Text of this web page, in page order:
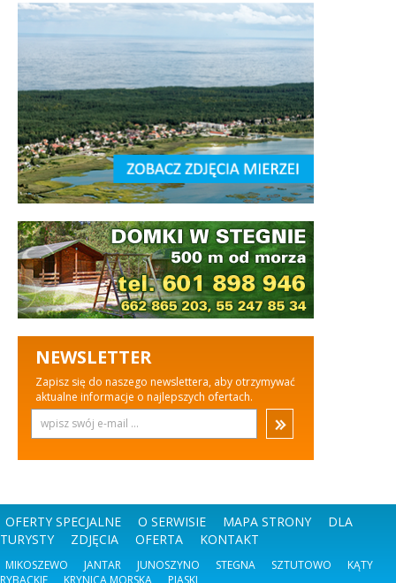
NEWSLETTER
Zapisz się do naszego newslettera, aby otrzymywać
aktualne informacje o najlepszych ofertach.
OFERTY SPECJALNE O SERWISIE MAPA STRONY
DLA
TURYSTY
ZDJĘCIA OFERTA KONTAKT
MIKOSZEWO JANTAR JUNOSZYNO STEGNA SZTUTOWO
KĄTY
RYBACKIE
KRYNICA MORSKA PIASKI